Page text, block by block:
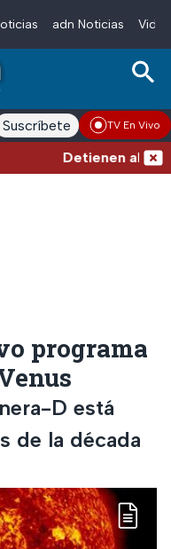
adn Noticias
adn Noticias Radio
Suscríbete TV En Vivo
Detienen al
programa
D está
de la década